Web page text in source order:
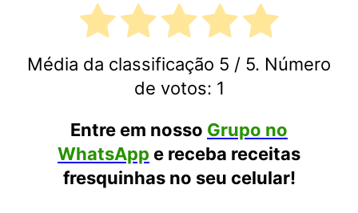
Média da classificação 5 / 5. Número
de votos: 1
Entre em nosso Grupo no
WhatsApp e receba receitas
fresquinhas no seu celular!